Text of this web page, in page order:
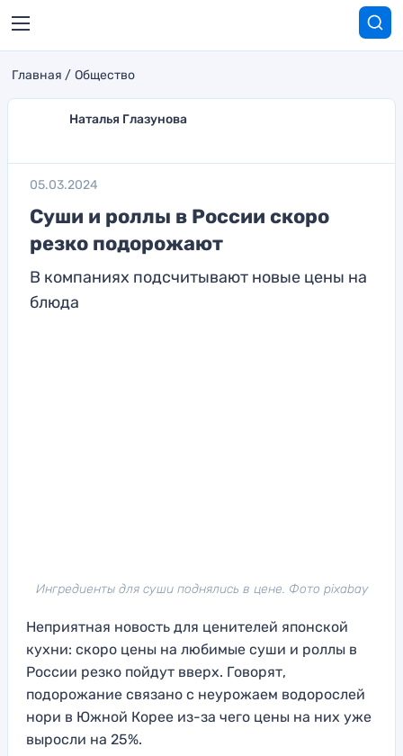
Главная Общество
Наталья Глазунова
05.03.2024
Суши и роллы в России скоро
резко подорожают
В компаниях подсчитывают новые цены на
блюда
Ингредиенты для суши поднялись в цене. Фото pixabay
Неприятная новость для ценителей японской
кухни: скоро цены на любимые суши и роллы в
России резко пойдут вверх. Говорят,
подорожание связано с неурожаем водорослей
нори в Южной Корее из-за чего цены на них уже
выросли на 25%.